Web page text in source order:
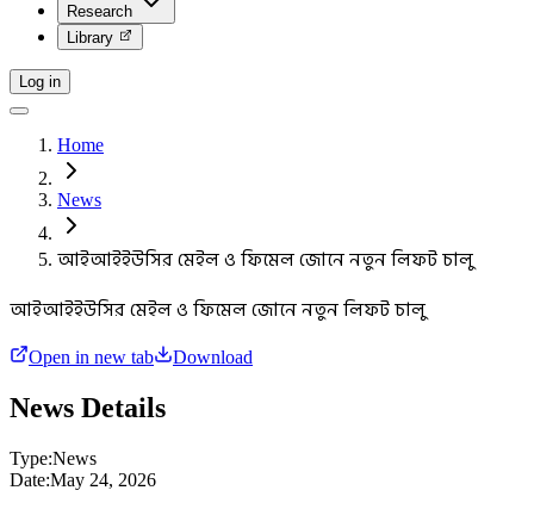
Research
Library
Log in
Home
News
আইআইইউসির মেইল ও ফিমেল জোনে নতুন লিফট চালু
আইআইইউসির মেইল ও ফিমেল জোনে নতুন লিফট চালু
Open in new tab Download
News Details
Type:News
Date:May 24, 2026